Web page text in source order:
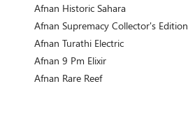
Afnan Historic Sahara
Afnan Supremacy Collector's Edition
Afnan Turathi Electric
Afnan 9 Pm Elixir
Afnan Rare Reef